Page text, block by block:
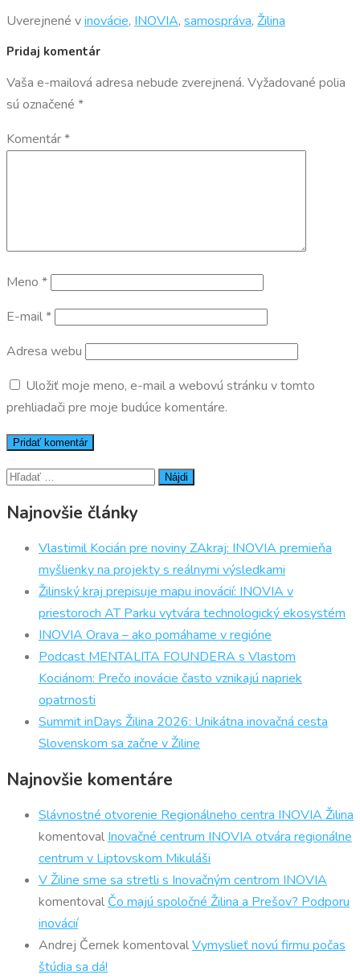
Uverejnené vinovácie, INOVIA, samospráva, Žilina
Pridaj komentár
Vaša e-mailová adresa nebude zverejnená. Vyžadované polia
sú označené *
Komentár*
Meno *
E-mail*
Adresa webu
Uložiť moje meno, e-mail a webovú stránku v tomto
prehliadači pre moje budúce komentáre.
Hľadať:
Najnovšie články
Vlastimil Kocián pre noviny ZAkraj: INOVIA premieňa
myšlienky na projekty s reálnymi výsledkami
Žilinský kraj prepisuje mapu inovácií: INOVIA v
priestoroch AT Parku vytvára technologický ekosystém
INOVIA Orava – ako pomáhame v regióne
Podcast MENTALITA FOUNDERA s Vlastom
Kociánom: Prečo inovácie často vznikajú napriek
opatrnosti
Summit inDays Žilina 2026: Unikátna inovačná cesta
Slovenskom sa začne v Žiline
Najnovšie komentáre
Slávnostné otvorenie Regionálneho centra INOVIA Žilina
komentoval Inovačné centrum INOVIA otvára regionálne
centrum v Liptovskom Mikuláši
V Žiline sme sa stretli s Inovačným centrom INOVIA
komentoval Čo majú spoločné Žilina a Prešov? Podporu
inovácií
Andrej Černek komentovalVymyslieť novú firmu počas
štúdia sa dá!